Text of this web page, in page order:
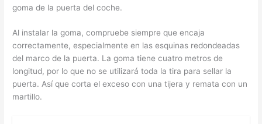
goma de la puerta del coche.
Al instalar la goma, compruebe siempre que encaja
correctamente, especialmente en las esquinas redondeadas
del marco de la puerta. La goma tiene cuatro metros de
longitud, por lo que no se utilizará toda la tira para sellar la
puerta. Así que corta el exceso con una tijera y remata con un
martillo.